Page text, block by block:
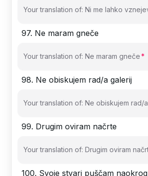
Your translation of: Ni me lahko
97. Ne maram gneče
Your translation of: Ne maram gneče
98. Ne obiskujem rad/a galerij
Your translation of: Ne obiskujem rad/
99. Drugim oviram načrte
Your translation of: Drugim oviram
100. Svoje stvari puščam naokrog